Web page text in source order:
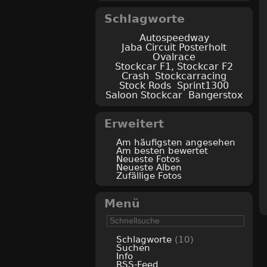
Schlagworte
Autospeedway
Jaba Circuit Posterholt
Ovalrace
Stockcar F1, Stockcar F2
Crash
Stockcarracing
Stock Rods Sprint1300
Saloon Stockcar Bangerstox
Erweitert
Am häufigsten angesehen
Am besten bewertet
Neueste Fotos
Neueste Alben
Zufällige Fotos
Menü
Schlagworte (10)
Suchen
Info
RSS-Feed